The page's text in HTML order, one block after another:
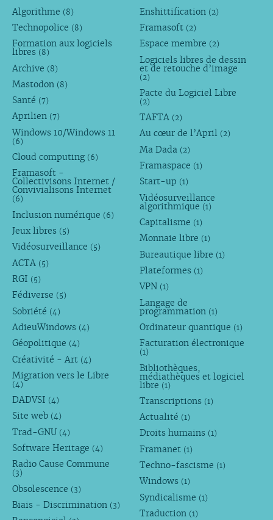
Algorithme (8)
Technopolice (8)
Formation aux logiciels
libres (8)
Archive (8)
Mastodon (8)
Santé (7)
Aprilien (7)
Windows 10/Windows 11
(6)
Cloud computing (6)
Framasoft -
Collectivisons Internet /
Convivialisons Internet
(6)
Inclusion numérique (6)
Jeux libres (5)
Vidéosurveillance (5)
ACTA (5)
RGI (5)
Fédiverse (5)
Sobriété (4)
AdieuWindows (4)
Géopolitique (4)
Créativité - Art (4)
Migration vers le Libre
(4)
DADVSI (4)
Site web (4)
Trad-GNU (4)
Software Heritage (4)
Radio Cause Commune
(3)
Obsolescence (3)
Biais - Discrimination (3)
Enshittification (2)
Framasoft (2)
Espace membre (2)
Logiciels libres de dessin
et de retouche d’image
(2)
Pacte du Logiciel Libre
(2)
TAFTA (2)
Au cœur de l’April (2)
Ma Dada (2)
Framaspace (1)
Start-up (1)
Vidéosurveillance
algorithmique (1)
Capitalisme (1)
Monnaie libre (1)
Bureautique libre (1)
Plateformes (1)
VPN (1)
Langage de
programmation (1)
Ordinateur quantique (1)
Facturation électronique
(1)
Bibliothèques,
médiathèques et logiciel
libre (1)
Transcriptions (1)
Actualité (1)
Droits humains (1)
Framanet (1)
Techno-fascisme (1)
Windows (1)
Syndicalisme (1)
Traduction (1)